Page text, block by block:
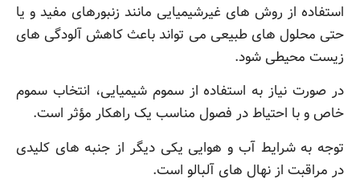
استفاده از روش های غیرشیمیایی مانند زنبورهای مفید و یا
حتی محلول های طبیعی می تواند باعث کاهش آلودگی های
زیست محیطی شود.
در صورت نیاز به استفاده از سموم شیمیایی، انتخاب سموم
خاص و با احتیاط در فصول مناسب یک راهکار مؤثر است.
توجه به شرایط آب و هوایی یکی دیگر از جنبه های کلیدی
در مراقبت از نهال های آلبالو است.